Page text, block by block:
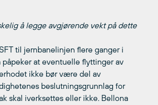
å legge avgjørende vekt på dette
til jernbanelinjen flere ganger i
påpeker at eventuelle flyttinger av
ikke bør være del av
beslutningsgrunnlag for
skal iverksettes eller ikke. Bellona